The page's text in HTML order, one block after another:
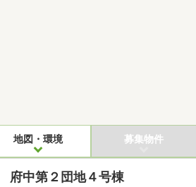
地図・環境 募集物件
府中第２団地４号棟